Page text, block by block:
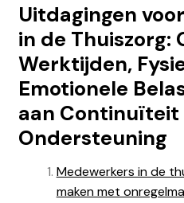
Uitdagingen
in de Thuiszorg:
Werktijden,
Emotionele
aan
Ondersteuning
Medewerkers in de
maken met